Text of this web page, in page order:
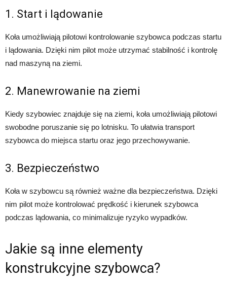
1. Start i lądowanie
Koła umożliwiają pilotowi kontrolowanie szybowca podczas startu
i lądowania. Dzięki nim pilot może utrzymać stabilność i kontrolę
nad maszyną na ziemi.
2. Manewrowanie na ziemi
Kiedy szybowiec znajduje się na ziemi, koła umożliwiają pilotowi
swobodne poruszanie się po lotnisku. To ułatwia transport
szybowca do miejsca startu oraz jego przechowywanie.
3. Bezpieczeństwo
Koła w szybowcu są również ważne dla bezpieczeństwa. Dzięki
nim pilot może kontrolować prędkość i kierunek szybowca
podczas lądowania, co minimalizuje ryzyko wypadków.
Jakie są inne elementy
konstrukcyjne szybowca?